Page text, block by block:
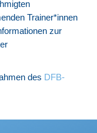
Trainer*innen
zur
des DFB-